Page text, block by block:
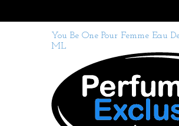
You Be One Pour Femme Eau
ML